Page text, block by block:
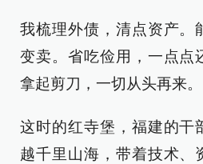
我梳理外债，清点资产。
变卖。省吃俭用，一点点
拿起剪刀，一切从头再来。
这时的红寺堡，福建的干
越千里山海，带着技术、